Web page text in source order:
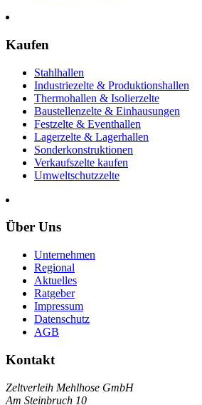
Kaufen
Stahlhallen
Industriezelte & Produktionshallen
Thermohallen & Isolierzelte
Baustellenzelte & Einhausungen
Festzelte & Eventhallen
Lagerzelte & Lagerhallen
Sonderkonstruktionen
Verkaufszelte kaufen
Umweltschutzzelte
Über Uns
Unternehmen
Regional
Aktuelles
Ratgeber
Impressum
Datenschutz
AGB
Kontakt
Zeltverleih Mehlhose GmbH
Am Steinbruch 10